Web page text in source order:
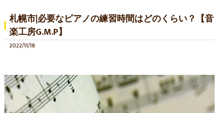
札幌市|必要なピアノの練習時間はどのくらい？【音
楽工房G.M.P】
2022/11/18